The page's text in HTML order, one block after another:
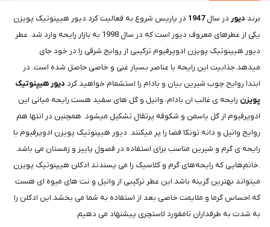
برند دیور در سال1947 در پاریس شروع به فعالیت کرد.دیور هیپنوتیک پویزن
یکی از عطرهای معروف دیور است که در سال 1998 به بازار رایحه‌ وارد شد. عطر
دیور هیپنوتیک پویزن ادوپرفیوم ترکیبی از روایح شرقی را در خود جای
میدهد.جذابیت این رایحه با عناصر بسیار غنی و خاصی حاصل شده است. در
ابتدا روایح چوب شیرین بیان و بادام را استشمام خواهید کرد.دیور هیپنوتیک
پویزن رایحه ی غالب ان بادام، وانیل و گل های سفید هست.رایحه میانی این
ادوپرفیوم از گل یاسمن و شکوفه پرتقال تشکیل میشود. همچنین در انتها هم
روایح وانیل و دانه تونکا فضا را پر میکنند. دیور هیپنوتیک پویزن ادوپرفیوم با
رایحه ی گرم و شیرین مناسب برای استفاده در فصول پاییز و زمستان می باشد
.خانم‌هایی که رایحه‌های گرم و کلاسیک را می پسندند ادکلن هیپنوتیک پویزن
میتواند بهترین گزینه باشد.این عطر ترکیبی از وانیل و نت های میوه ای هست
که احساس گرما و ملایمت خاصی بعد از استفاده به شما می بخشد.این ادکلن را
به شدت به طرفداران تامفورد لاستچری پیشنهاد می دهیم.